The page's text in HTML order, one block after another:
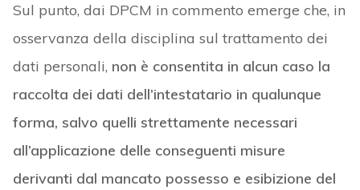
Sul punto, dai DPCM in commento emerge che, in
osservanza della disciplina sul trattamento dei
dati personali, non è consentita in alcun caso la
raccolta dei dati dell’intestatario in qualunque
forma, salvo quelli strettamente necessari
all’applicazione delle conseguenti misure
derivanti dal mancato possesso e esibizione del